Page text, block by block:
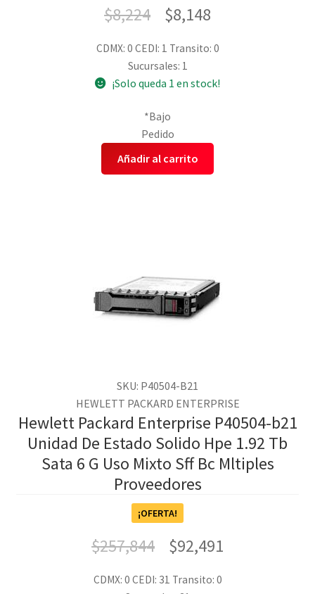
$8,224 $8,148
CDMX: 0 CEDI: 1 Transito: 0
Sucursales: 1
¡Solo queda 1 en stock!
*Bajo
Pedido
Añadir al carrito
SKU: P40504-B21
HEWLETT PACKARD ENTERPRISE
Hewlett Packard Enterprise P40504-b21
Unidad De Estado Solido Hpe 1.92 Tb
Sata 6 G Uso Mixto Sff Bc Mltiples
Proveedores
¡OFERTA!
$257,844 $92,491
CDMX: 0 CEDI: 31 Transito: 0